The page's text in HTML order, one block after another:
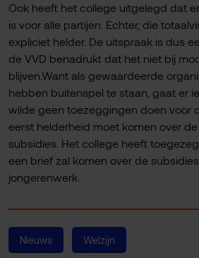
Ook heeft het college uitgelegd dat
is voor alle partijen. Echter, die
expliciet helder. De uitspraak is dus
de VVD benadrukt dat het niet bij
blijven.Want als gewaardeerde
hebben buitenspel te staan, gaat er
wilde geen toezeggingen doen voor
eerst helderheid moet komen over
subsidies. Het college heeft
een brief zal komen over de
jongerenwerk.
Nieuws Welzijn